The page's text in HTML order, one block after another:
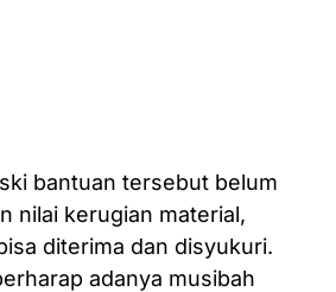
bantuan tersebut belum
nilai kerugian material,
diterima dan disyukuri.
adanya musibah